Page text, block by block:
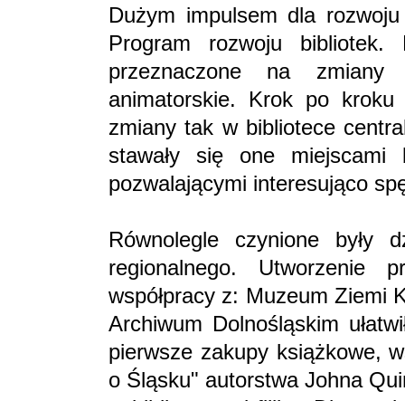
Dużym impulsem dla
Program rozwoju bibliotek.
przeznaczone na zmiany
animatorskie. Krok po kroku
zmiany tak w bibliotece
stawały się one miejscami
pozwalającymi interesująco
Równolegle czynione były
regionalnego. Utworzenie
współpracy z: Muzeum Ziemi
Archiwum Dolnośląskim
pierwsze zakupy książkowe,
o Śląsku" autorstwa Johna